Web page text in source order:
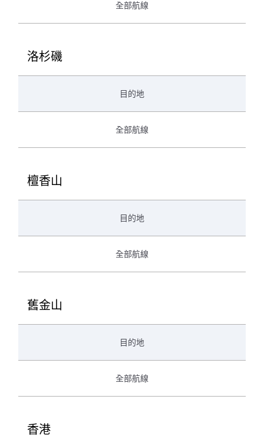
全部航線
洛杉磯
目的地
全部航線
檀香山
目的地
全部航線
舊金山
目的地
全部航線
香港